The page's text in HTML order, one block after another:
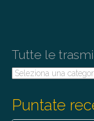
Tutte le
Tutte
Puntate